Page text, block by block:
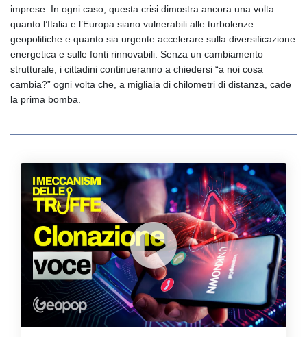
imprese. In ogni caso, questa crisi dimostra ancora una volta
quanto l’Italia e l’Europa siano vulnerabili alle turbolenze
geopolitiche e quanto sia urgente accelerare sulla diversificazione
energetica e sulle fonti rinnovabili. Senza un cambiamento
strutturale, i cittadini continueranno a chiedersi “a noi cosa
cambia?” ogni volta che, a migliaia di chilometri di distanza, cade
la prima bomba.